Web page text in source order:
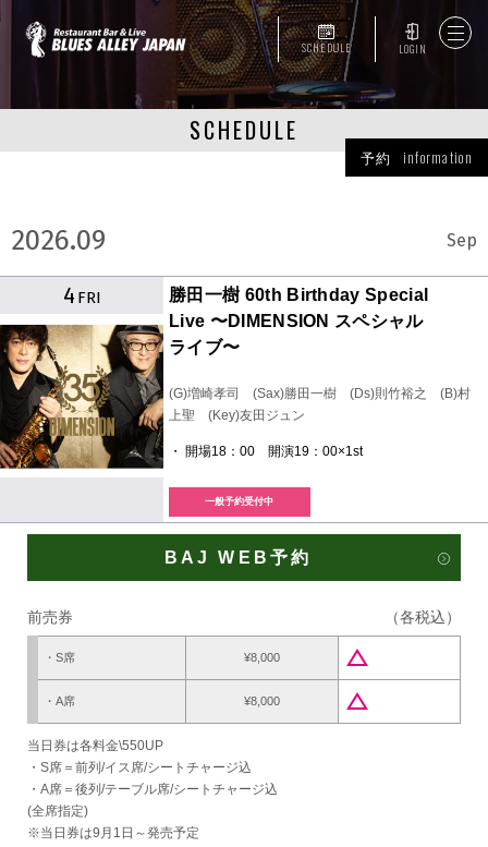
SCHEDULE LOGIN
SCHEDULE
予約 information
2026.09 Sep
4 FRI
勝田一樹 60th Birthday Special
Live 〜DIMENSION スペシャル
ライブ〜
(G)増崎孝司 (Sax)勝田一樹 (Ds)則竹裕之 (B)村
上聖 (Key)友田ジュン
・ 開場18：00 開演19：00×1st
一般予約受付中
BAJ WEB予約
前売券 （各税込）
・S席 ¥8,000 change_history
・A席 ¥8,000 change_history
当日券は各料金\550UP
・S席＝前列/イス席/シートチャージ込
・A席＝後列/テーブル席/シートチャージ込
(全席指定)
※当日券は9月1日～発売予定